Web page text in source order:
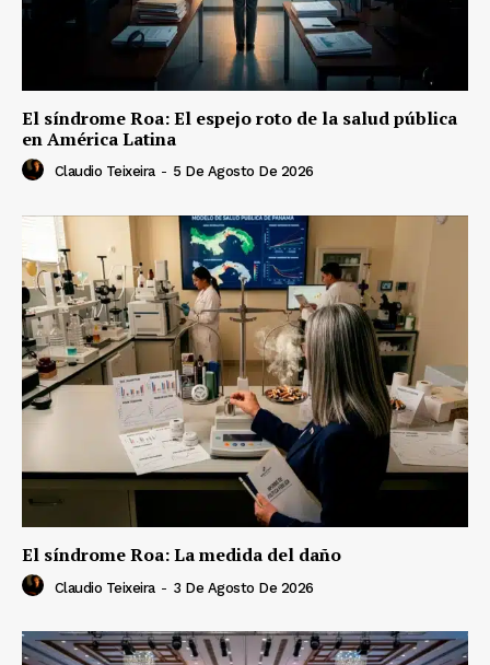
El síndrome Roa: El espejo roto de la salud pública
en América Latina
Claudio Teixeira - 5 De Agosto De 2026
El síndrome Roa: La medida del daño
Claudio Teixeira - 3 De Agosto De 2026